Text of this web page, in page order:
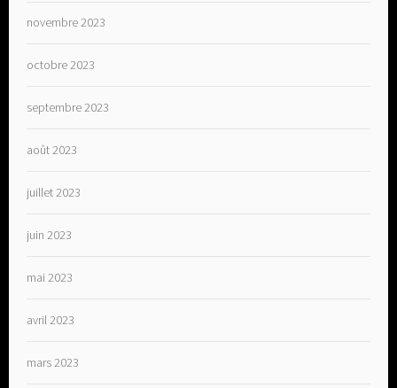
novembre 2023
octobre 2023
septembre 2023
août 2023
juillet 2023
juin 2023
mai 2023
avril 2023
mars 2023